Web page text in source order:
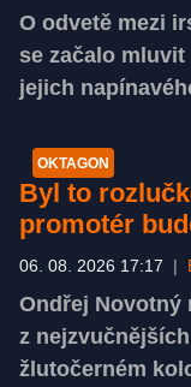
O odvetě mezi
se začalo
jejich
OKTAGON
Byl to
promotér
06. 08. 2026 17:17
Ondřej Novotný
z
žlutočerném